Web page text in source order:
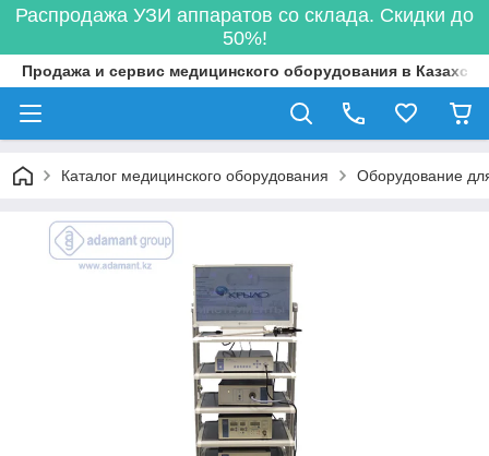
Распродажа УЗИ аппаратов со склада. Скидки до
50%!
Продажа и сервис медицинского оборудования в
Каталог медицинского оборудования Оборудование